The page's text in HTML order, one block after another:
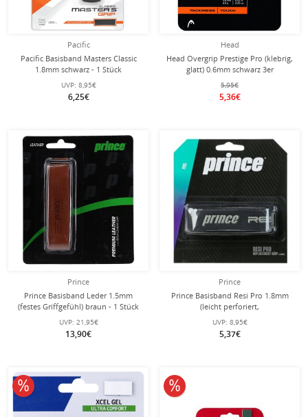
Pacific
Pacific Basisband Masters Classic
1.8mm schwarz - 1 Stück
UVP: 8,95€
6,25€
Head
Head Overgrip Prestige Pro (klebrig,
glatt) 0.6mm schwarz 3er
5,95€
5,36€
Prince
Prince Basisband Leder 1.5mm
(festes Griffgefühl) braun - 1 Stück
UVP: 21,95€
13,90€
Prince
Prince Basisband Resi Pro 1.8mm
(leicht perforiert,
Schweissabsorbtion) schwarz - 1
Stück
UVP: 8,95€
5,37€
10% reduziert 10% reduziert